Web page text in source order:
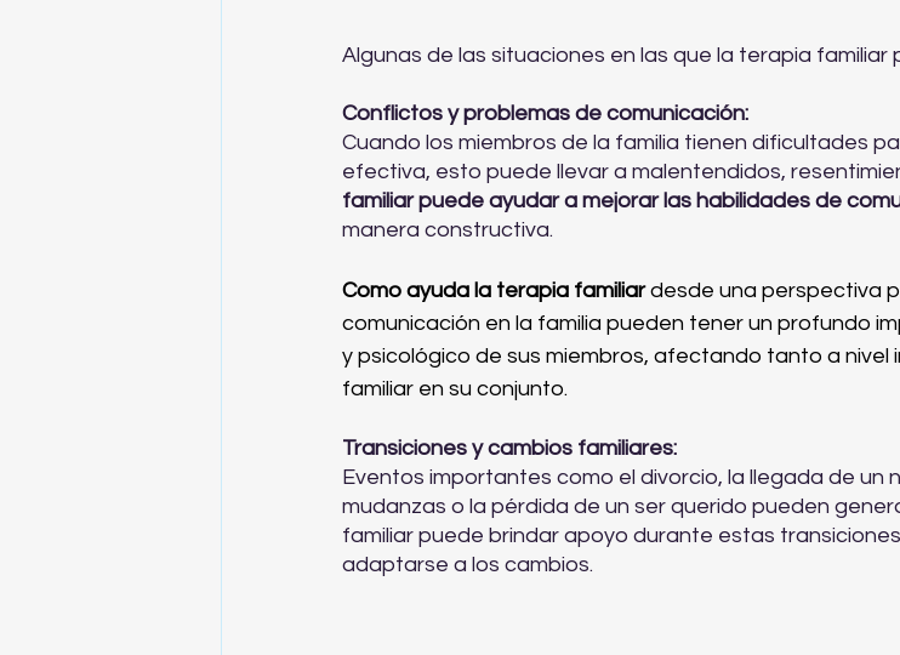
Algunas de las situaciones en las que la terapia familiar
Conflictos y problemas de comunicación:
Cuando los miembros de la familia tienen dificultades
efectiva, esto puede llevar a malentendidos,
familiar puede ayudar a mejorar las habilidades de
manera constructiva.
Como ayuda la terapia familiar desde una perspectiva
comunicación en la familia pueden tener un profundo
y psicológico de sus miembros, afectando tanto a nivel
familiar en su conjunto.
Transiciones y cambios familiares:
Eventos importantes como el divorcio, la llegada de un
mudanzas o la pérdida de un ser querido pueden
familiar puede brindar apoyo durante estas
adaptarse a los cambios.